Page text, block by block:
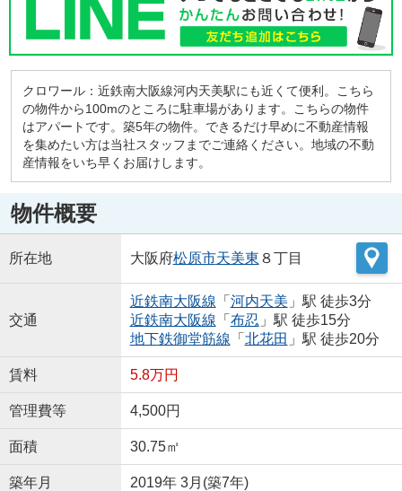
クロワール：近鉄南大阪線河内天美駅にも近くて便利。こちら
の物件から100mのところに駐車場があります。こちらの物件
はアパートです。築5年の物件。できるだけ早めに不動産情報
を集めたい方は当社スタッフまでご連絡ください。地域の不動
産情報をいち早くお届けします。
物件概要
所在地 大阪府松原市天美東 ８丁目
交通
近鉄南大阪線 「 河内天美 」駅 徒歩3分
近鉄南大阪線 「 布忍 」駅 徒歩15分
地下鉄御堂筋線 「 北花田 」駅 徒歩20分
賃料 5.8万円
管理費等 4,500円
面積 30.75㎡
築年月 2019年 3月(築7年)